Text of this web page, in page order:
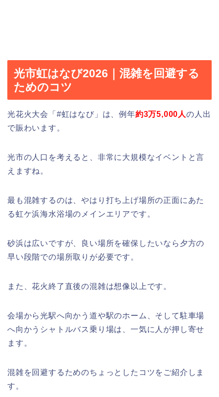
光市虹はなび2026｜混雑を回避する
ためのコツ
光花火大会「#虹はなび」は、例年約3万5,000人の人出
で賑わいます。
光市の人口を考えると、非常に大規模なイベントと言
えますね。
最も混雑するのは、やはり打ち上げ場所の正面にあた
る虹ケ浜海水浴場のメインエリアです。
砂浜は広いですが、良い場所を確保したいなら夕方の
早い段階での場所取りが必要です。
また、花火終了直後の混雑は想像以上です。
会場から光駅へ向かう道や駅のホーム、そして駐車場
へ向かうシャトルバス乗り場は、一気に人が押し寄せ
ます。
混雑を回避するためのちょっとしたコツをご紹介しま
す。